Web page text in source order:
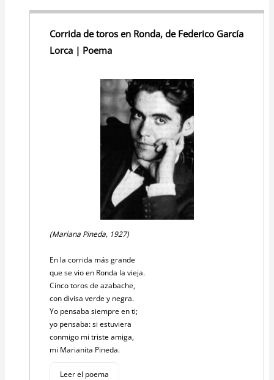
Corrida de toros en Ronda, de Federico García
Lorca | Poema
(Mariana Pineda, 1927)
En la corrida más grande
que se vio en Ronda la vieja.
Cinco toros de azabache,
con divisa verde y negra.
Yo pensaba siempre en ti;
yo pensaba: si estuviera
conmigo mi triste amiga,
mi Marianita Pineda.
Leer el poema